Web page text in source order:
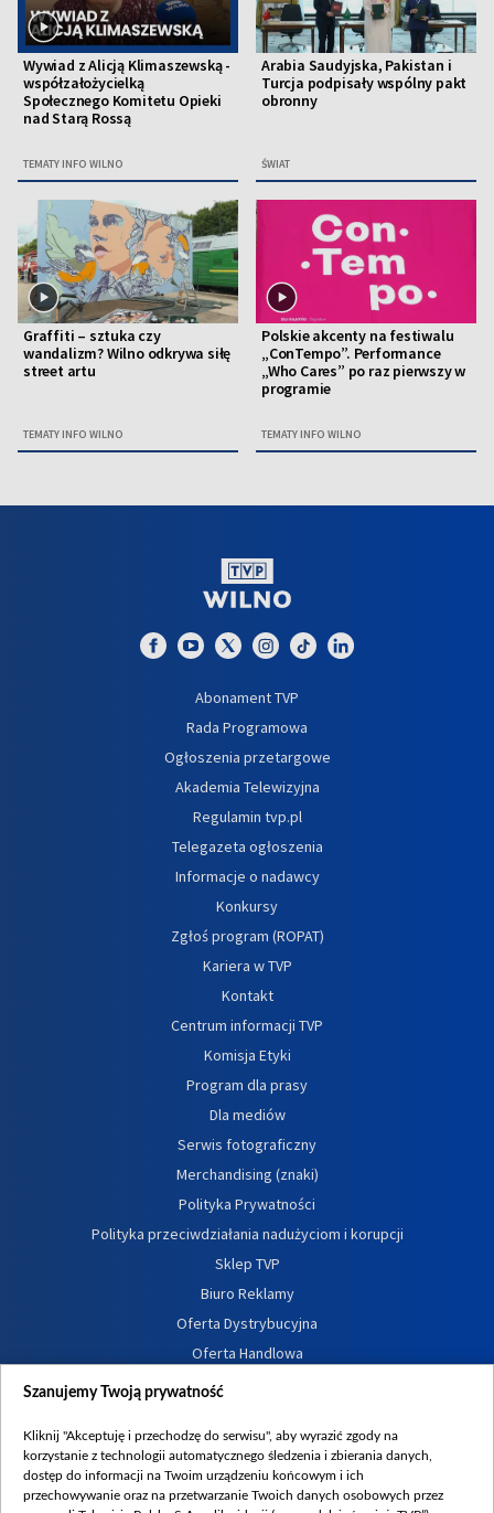
Wywiad z Alicją Klimaszewską -
współzałożycielką
Społecznego Komitetu Opieki
nad Starą Rossą
TEMATY INFO WILNO
Arabia Saudyjska, Pakistan i
Turcja podpisały wspólny pakt
obronny
ŚWIAT
Graffiti – sztuka czy
wandalizm? Wilno odkrywa siłę
street artu
TEMATY INFO WILNO
Polskie akcenty na festiwalu
„ConTempo”. Performance
„Who Cares” po raz pierwszy w
programie
TEMATY INFO WILNO
Abonament TVP
Rada Programowa
Ogłoszenia przetargowe
Akademia Telewizyjna
Regulamin tvp.pl
Telegazeta ogłoszenia
Informacje o nadawcy
Konkursy
Zgłoś program (ROPAT)
Kariera w TVP
Kontakt
Centrum informacji TVP
Komisja Etyki
Program dla prasy
Dla mediów
Serwis fotograficzny
Merchandising (znaki)
Polityka Prywatności
Polityka przeciwdziałania nadużyciom i korupcji
Sklep TVP
Biuro Reklamy
Oferta Dystrybucyjna
Oferta Handlowa
Dostępność
Procedura zgłoszeń wewnętrznych
Szanujemy Twoją prywatność
Kliknij "Akceptuję i przechodzę do serwisu", aby wyrazić zgody na
korzystanie z technologii automatycznego śledzenia i zbierania danych,
dostęp do informacji na Twoim urządzeniu końcowym i ich
przechowywanie oraz na przetwarzanie Twoich danych osobowych przez